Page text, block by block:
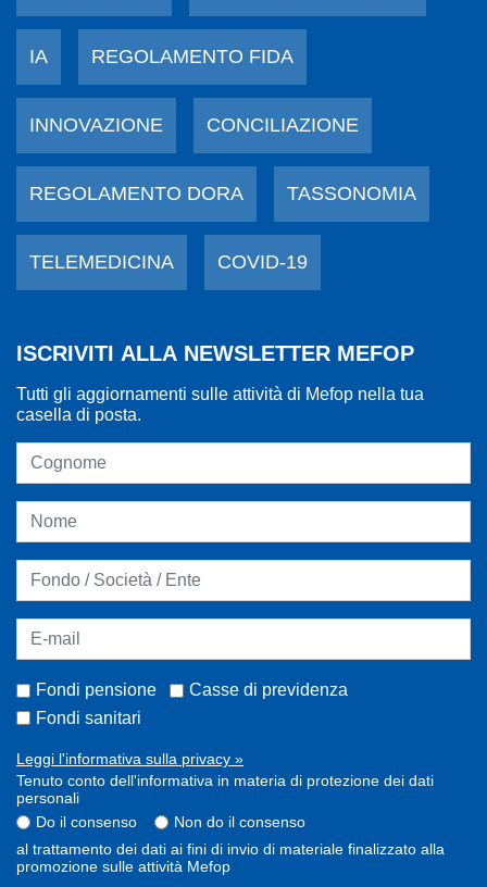
IA REGOLAMENTO FIDA
INNOVAZIONE CONCILIAZIONE
REGOLAMENTO DORA TASSONOMIA
TELEMEDICINA COVID-19
ISCRIVITI ALLA NEWSLETTER MEFOP
Tutti gli aggiornamenti sulle attività di Mefop nella tua
casella di posta.
Fondi pensione
Casse di previdenza
Fondi sanitari
Leggi l'informativa sulla privacy »
Tenuto conto dell'informativa in materia di protezione dei dati
personali
Do il consenso
Non do il consenso
al trattamento dei dati ai fini di invio di materiale finalizzato alla
promozione sulle attività Mefop